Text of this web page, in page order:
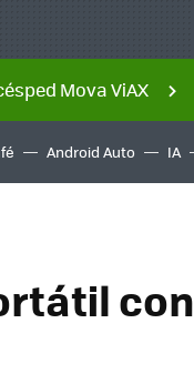
Mova ViAX
Android Auto IA
con